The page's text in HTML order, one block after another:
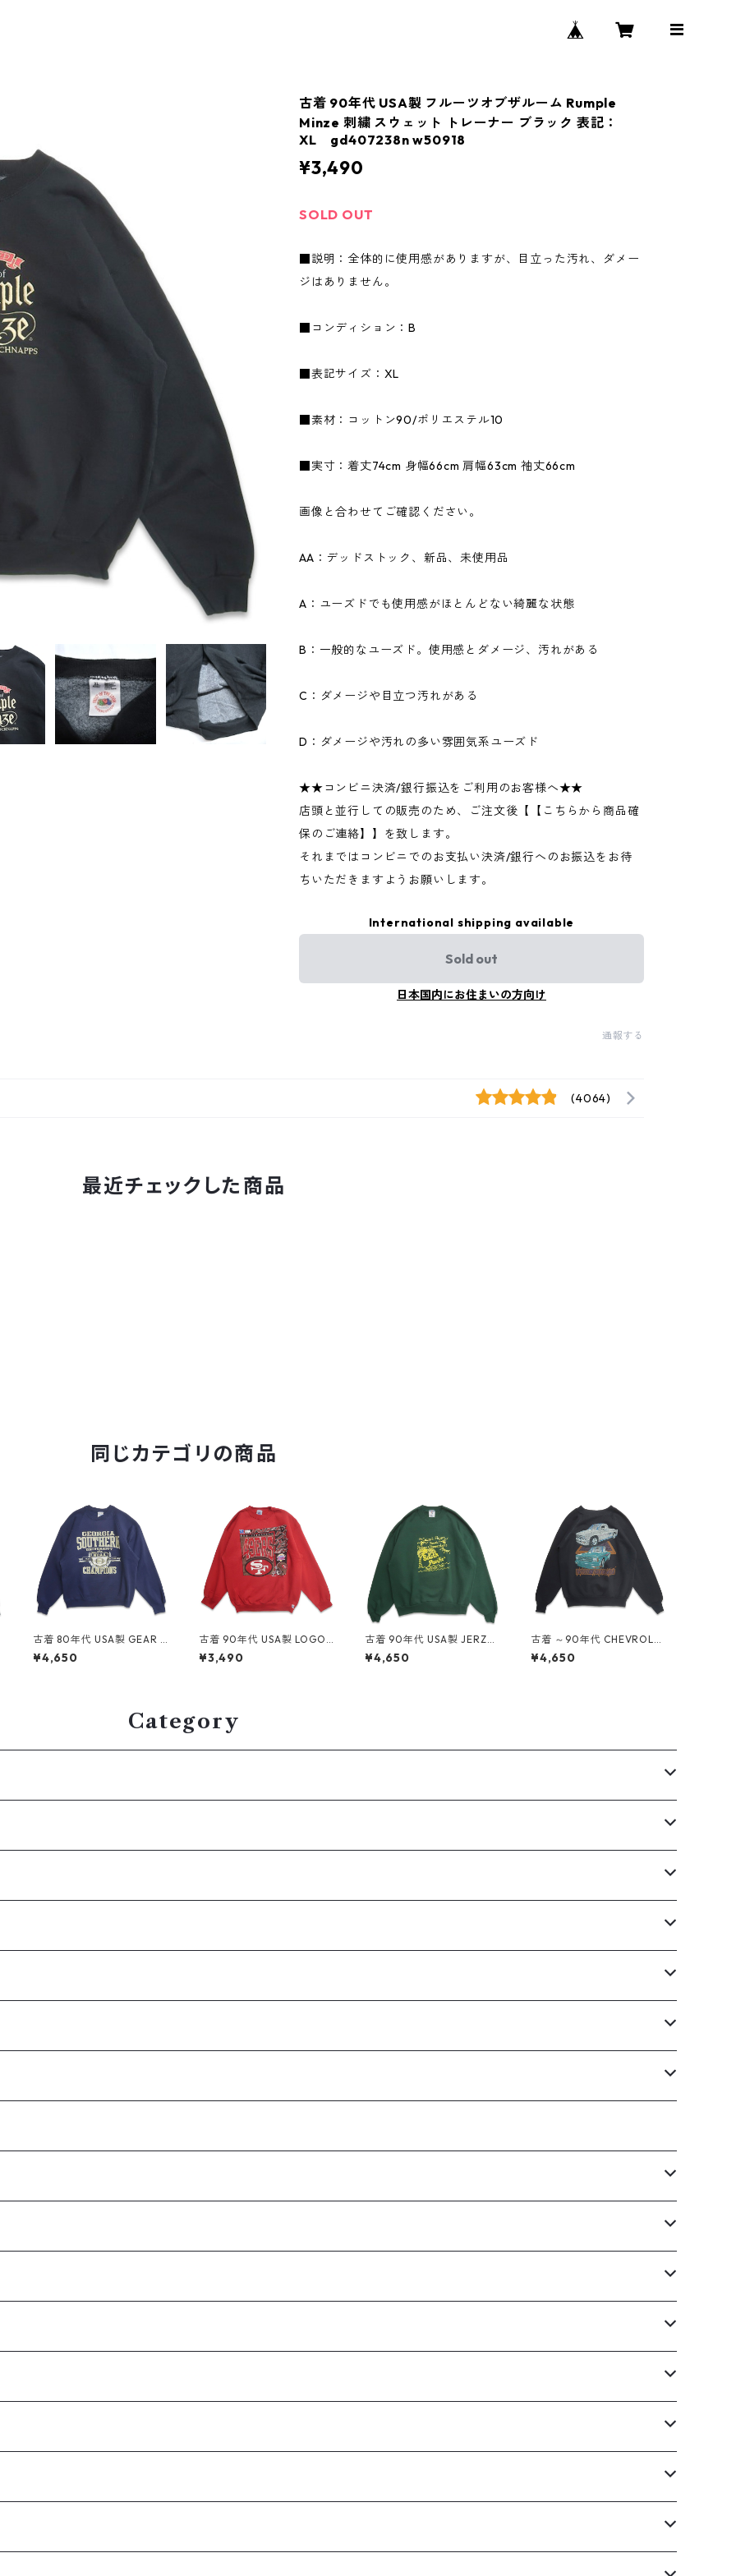
古着 90年代 USA製 フルーツオブザルーム Rumple
Minze 刺繍 スウェット トレーナー ブラック 表記：
XL gd407238n w50918
¥3,490
SOLD OUT
■説明：全体的に使用感がありますが、目立った汚れ、ダメー
ジはありません。
■コンディション：B
■表記サイズ：XL
■素材：コットン90/ポリエステル10
■実寸：着丈74cm 身幅66cm 肩幅63cm 袖丈66cm
画像と合わせてご確認ください。
AA：デッドストック、新品、未使用品
A：ユーズドでも使用感がほとんどない綺麗な状態
B：一般的なユーズド。使用感とダメージ、汚れがある
C：ダメージや目立つ汚れがある
D：ダメージや汚れの多い雰囲気系ユーズド
★★コンビニ決済/銀行振込をご利用のお客様へ★★
店頭と並行しての販売のため、ご注文後【【こちらから商品確
保のご連絡】】を致します。
それまではコンビニでのお支払い決済/銀行へのお振込をお待
ちいただきますようお願いします。
International shipping available
Sold out
日本国内にお住まいの方向け
通報する
(4064)
最近チェックした商品
同じカテゴリの商品
古着 80年代 USA製 GEAR F
OR SPORTS カレッジ NCAA
プリントスウェット トレー
¥4,650
古着 90年代 USA製 LOGO7
NFL サンフランシスコ フォ
ーティーナイナーズ プリン
¥3,490
古着 90年代 USA製 JERZEE
S ジャージーズ プリント ス
ウェット トレーナー グリー
¥4,650
古着 ～90年代 CHEVROLET
シボレー プリント スウェッ
ト トレーナー ブラック 表
¥4,650
Category